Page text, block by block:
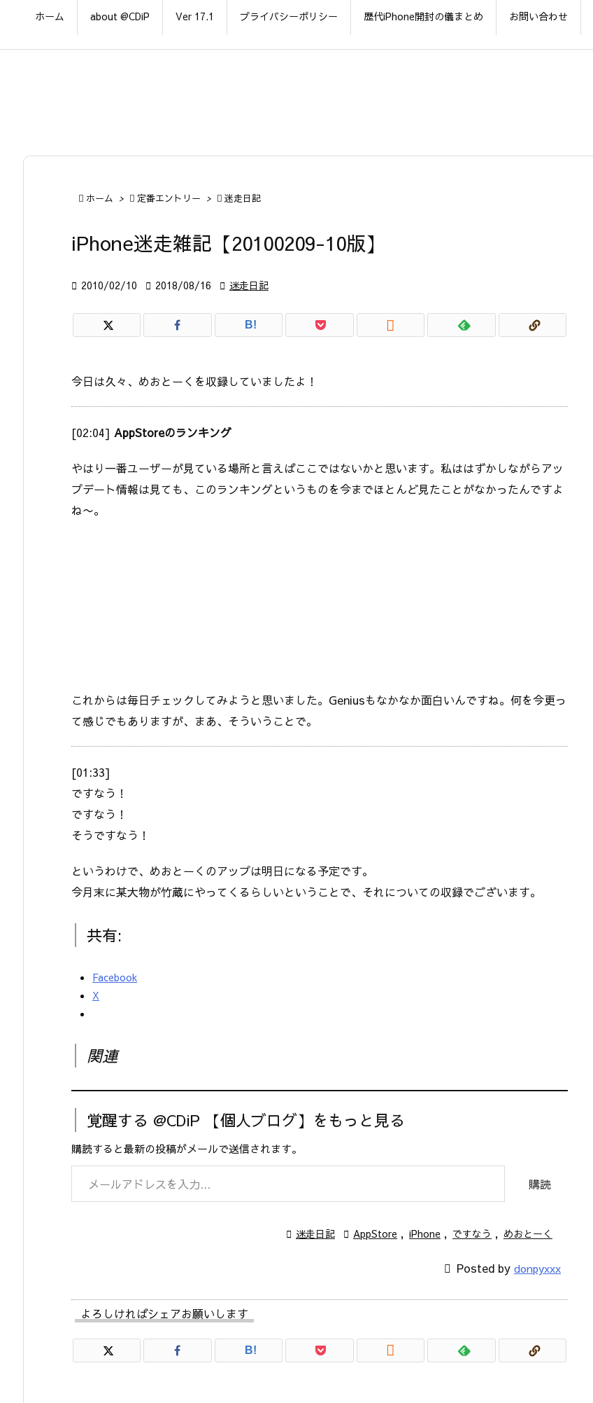
ホーム about @CDiP Ver 17.1 プライバシーポリシー 歴代iPhone開封の儀まとめ お問い合わせ
 ホーム >  定番エントリー >  迷走日記
iPhone迷走雑記【20100209-10版】
 2010/02/10  2018/08/16  迷走日記
B! 
今日は久々、めおとーくを収録していましたよ！
[02:04] AppStoreのランキング
やはり一番ユーザーが見ている場所と言えばここではないかと思います。私ははずかしながらアッ
プデート情報は見ても、このランキングというものを今までほとんど見たことがなかったんですよ
ね〜。
これからは毎日チェックしてみようと思いました。Geniusもなかなか面白いんですね。何を今更っ
て感じでもありますが、まあ、そういうことで。
[01:33]
ですなう！
ですなう！
そうですなう！
というわけで、めおとーくのアップは明日になる予定です。
今月末に某大物が竹蔵にやってくるらしいということで、それについての収録でございます。
共有:
Facebook
X
関連
覚醒する @CDiP 【個人ブログ】をもっと見る
購読すると最新の投稿がメールで送信されます。
メールアドレスを入力...
購読
 迷走日記  AppStore , iPhone , ですなう , めおとーく
 Posted by donpyxxx
よろしければシェアお願いします
B! 